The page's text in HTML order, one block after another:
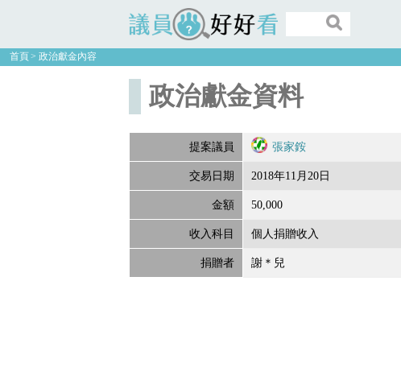
議員好好看
首頁 政治獻金內容
政治獻金資料
提案議員 張家銨
交易日期 2018年11月20日
金額 50,000
收入科目 個人捐贈收入
捐贈者 謝＊兒